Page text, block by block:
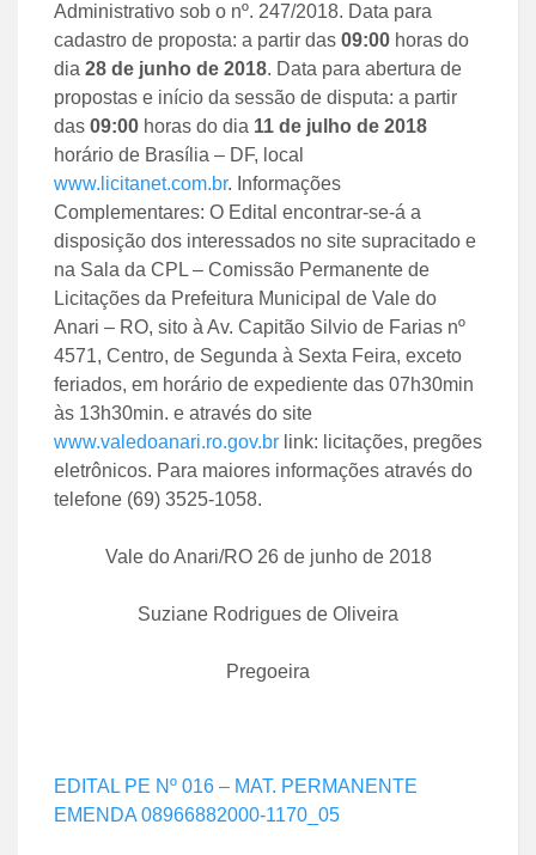
Administrativo sob o nº. 247/2018. Data para
cadastro de proposta: a partir das 09:00 horas do
dia 28 de junho de 2018. Data para abertura de
propostas e início da sessão de disputa: a partir
das 09:00 horas do dia 11 de julho de 2018
horário de Brasília – DF, local
www.licitanet.com.br. Informações
Complementares: O Edital encontrar-se-á a
disposição dos interessados no site supracitado e
na Sala da CPL – Comissão Permanente de
Licitações da Prefeitura Municipal de Vale do
Anari – RO, sito à Av. Capitão Silvio de Farias nº
4571, Centro, de Segunda à Sexta Feira, exceto
feriados, em horário de expediente das 07h30min
às 13h30min. e através do site
www.valedoanari.ro.gov.br link: licitações, pregões
eletrônicos. Para maiores informações através do
telefone (69) 3525-1058.
Vale do Anari/RO 26 de junho de 2018
Suziane Rodrigues de Oliveira
Pregoeira
EDITAL PE Nº 016 – MAT. PERMANENTE
EMENDA 08966882000-1170_05